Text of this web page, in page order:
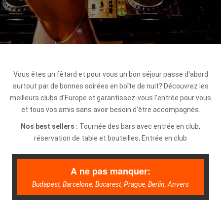
Vous êtes un fêtard et pour vous un bon séjour passe d'abord
surtout par de bonnes soirées en boîte de nuit? Découvrez les
meilleurs clubs d'Europe et garantissez-vous l'entrée pour vous
et tous vos amis sans avoir besoin d'être accompagnés.
Nos best sellers : Tournée des bars avec entrée en club,
réservation de table et bouteilles, Entrée en club
A ne pas manquer:
Budapest, Barcelone, Bucarest, Prague, Berlin, Anvers